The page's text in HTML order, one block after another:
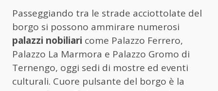
Passeggiando tra le strade acciottolate del
borgo si possono ammirare numerosi
palazzi nobiliari come Palazzo Ferrero,
Palazzo La Marmora e Palazzo Gromo di
Ternengo, oggi sedi di mostre ed eventi
culturali. Cuore pulsante del borgo è la